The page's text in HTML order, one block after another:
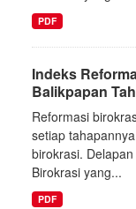
PDF
Indeks
Balikpapan
Reformasi
setiap
birokrasi.
Birokrasi yang...
PDF